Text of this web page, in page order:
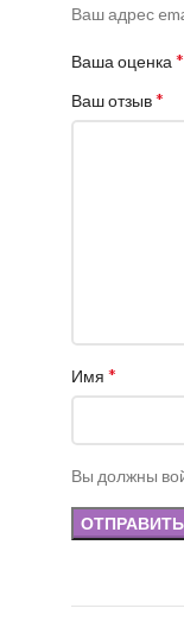
Ваш адрес
Ваша оценка *
Ваш отзыв*
Имя *
Вы должны